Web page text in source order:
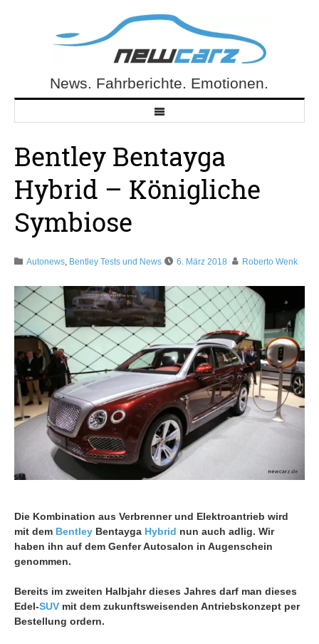
NewCarz.deNews. Fahrberichte. Emotionen.
Bentley Bentayga
Hybrid – Königliche
Symbiose
Autonews, Bentley Tests und News 6. März 2018 Roberto Wenk
Die Kombination aus Verbrenner und Elektroantrieb wird
mit dem Bentley Bentayga Hybrid nun auch adlig. Wir
haben ihn auf dem Genfer Autosalon in Augenschein
genommen.
Bereits im zweiten Halbjahr dieses Jahres darf man dieses
Edel-SUV mit dem zukunftsweisenden Antriebskonzept per
Bestellung ordern.